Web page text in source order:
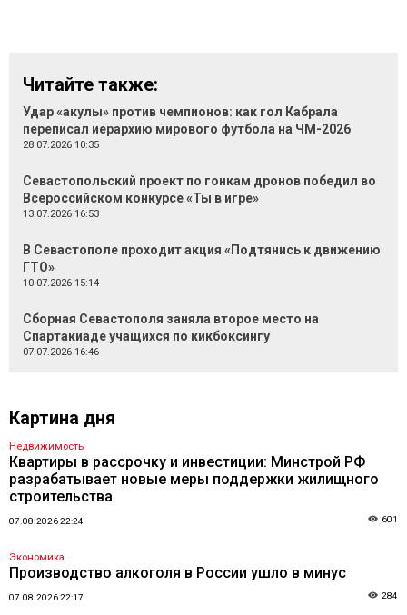
Читайте также:
Удар «акулы» против чемпионов: как гол Кабрала
переписал иерархию мирового футбола на ЧМ-2026
28.07.2026 10:35
Севастопольский проект по гонкам дронов победил во
Всероссийском конкурсе «Ты в игре»
13.07.2026 16:53
В Севастополе проходит акция «Подтянись к движению
ГТО»
10.07.2026 15:14
Сборная Севастополя заняла второе место на
Спартакиаде учащихся по кикбоксингу
07.07.2026 16:46
Картина дня
Недвижимость
Квартиры в рассрочку и инвестиции: Минстрой РФ
разрабатывает новые меры поддержки жилищного
строительства
07.08.2026 22:24 601
Экономика
Производство алкоголя в России ушло в минус
07.08.2026 22:17 284